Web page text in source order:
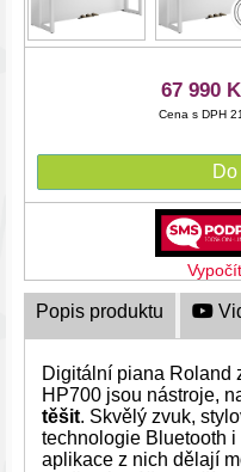
67 990
Cena s DPH
Popis produktu
Digitální piana Roland
HP700 jsou nástroje,
těšit. Skvělý zvuk,
technologie Bluetooth
aplikace z nich dělají